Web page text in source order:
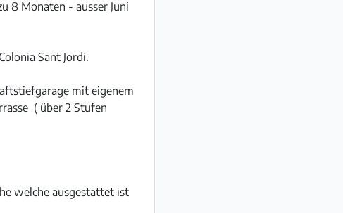
8 Monaten - ausser Juni
Sant Jordi.
mit eigenem
( über 2 Stufen
welche ausgestattet ist